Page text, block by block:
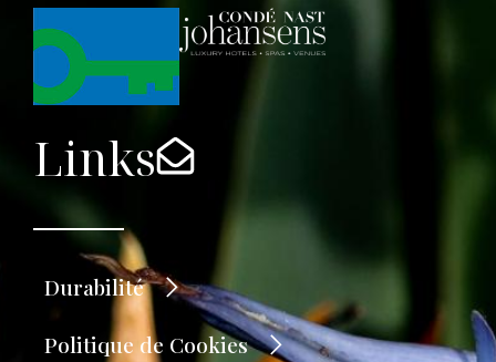
Links
Durabilité
Politique de Cookies